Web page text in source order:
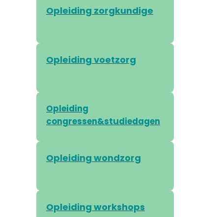
Opleiding zorgkundige
Opleiding voetzorg
Opleiding
congressen&studiedagen
Opleiding wondzorg
Opleiding workshops